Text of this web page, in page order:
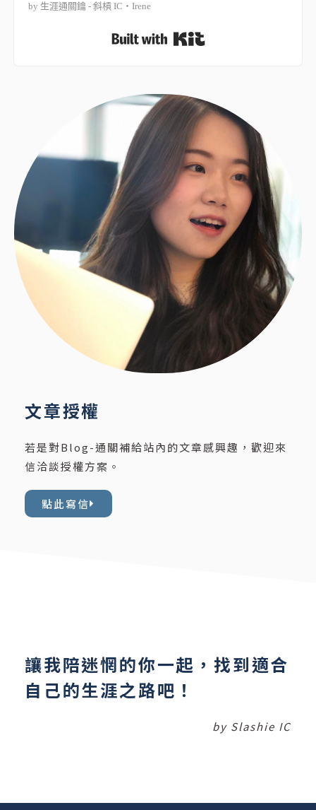
by 生涯通關鑰 - 斜槓 IC・Irene
文章授權
若是對Blog-通關補給站內的文章感興趣，歡迎來
信洽談授權方案。
點此寫信
讓我陪迷惘的你一起，找到適合
自己的生涯之路吧！
by Slashie IC